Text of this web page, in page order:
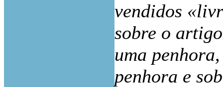
vendidos
sobre o
uma
penhora e